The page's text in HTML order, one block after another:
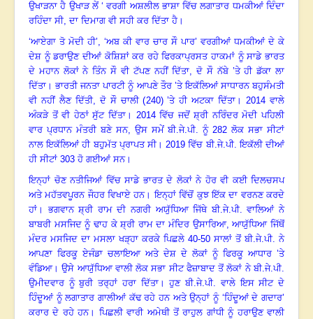
ਉਖਾੜਨਾ ਹੈ ਉਖਾੜ ਲੇਂ ‘ ਵਰਗੀ ਅਸ਼ਲੀਲ ਭਾਸ਼ਾ ਵਿੱਚ ਲਗਾਤਾਰ ਧਮਕੀਆਂ ਦਿੰਦਾ
ਰਹਿੰਦਾ ਸੀ, ਦਾ ਦਿਮਾਗ ਵੀ ਸਹੀ ਕਰ ਦਿੱਤਾ ਹੈ।
‘ਆਏਗਾ ਤੋ ਮੋਦੀ ਹੀ’, ‘ਅਬ ਕੀ ਵਾਰ ਚਾਰ ਸੌ ਪਾਰ’ ਵਰਗੀਆਂ ਧਮਕੀਆਂ ਦੇ ਕੇ
ਦੇਸ਼ ਨੂੰ ਡਰਾਉਣ ਦੀਆਂ ਕੋਸ਼ਿਸ਼ਾਂ ਕਰ ਰਹੇ ਫਿਰਕਾਪ੍ਰਸਤ ਹਾਕਮਾਂ ਨੂੰ ਸਾਡੇ ਭਾਰਤ
ਦੇ ਮਹਾਨ ਲੋਕਾਂ ਨੇ ਤਿੰਨ ਸੌ ਵੀ ਟੱਪਣ ਨਹੀਂ ਦਿੱਤਾ,ਦੋ ਸੌ ਨੱਬੇ ’ਤੇ ਹੀ ਡੱਕਾ ਲਾ
ਦਿੱਤਾ। ਭਾਰਤੀ ਜਨਤਾ ਪਾਰਟੀ ਨੂੰ ਆਪਣੇ ਤੌਰ ’ਤੇ ਇਕੱਲਿਆਂ ਸਾਧਾਰਨ ਬਹੁਸੰਮਤੀ
ਵੀ ਨਹੀਂ ਲੈਣ ਦਿੱਤੀ, ਦੋ ਸੌ ਚਾਲੀ (240)’ਤੇ ਹੀ ਅਟਕਾ ਦਿੱਤਾ।2014 ਵਾਲੇ
ਅੰਕੜੇ ਤੋਂ ਵੀ ਹੇਠਾਂ ਸੁੱਟ ਦਿੱਤਾ। 2014ਵਿੱਚ ਜਦੋਂ ਸ਼੍ਰੀ ਨਰਿੰਦਰ ਮੋਦੀ ਪਹਿਲੀ
ਵਾਰ ਪ੍ਰਧਾਨ ਮੰਤਰੀ ਬਣੇ ਸਨ, ਉਸ ਸਮੇਂ ਬੀ.ਜੇ.ਪੀ. ਨੂੰ282 ਲੋਕ ਸਭਾ ਸੀਟਾਂ
ਨਾਲ ਇਕੱਲਿਆਂ ਹੀ ਬਹੁਮੱਤ ਪ੍ਰਾਪਤ ਸੀ।2019 ਵਿੱਚ ਬੀ.ਜੇ.ਪੀ. ਇਕੱਲੀ ਦੀਆਂ
ਹੀ ਸੀਟਾਂ 303 ਹੋ ਗਈਆਂ ਸਨ।
ਇਨ੍ਹਾਂ ਚੋਣ ਨਤੀਜਿਆਂ ਵਿੱਚ ਸਾਡੇ ਭਾਰਤ ਦੇ ਲੋਕਾਂ ਨੇ ਹੋਰ ਵੀ ਕਈ ਦਿਲਚਸਪ
ਅਤੇ ਮਹੱਤਵਪੂਰਨ ਜੌਹਰ ਵਿਖਾਏ ਹਨ। ਇਨ੍ਹਾਂ ਵਿੱਚੋਂ ਕੁਝ ਇੱਕ ਦਾ ਵਰਨਣ ਕਰਦੇ
ਹਾਂ। ਭਗਵਾਨ ਸ਼੍ਰੀ ਰਾਮ ਦੀ ਨਗਰੀ ਅਯੁੱਧਿਆ ਜਿੱਥੇ ਬੀ.ਜੇ.ਪੀ. ਵਾਲਿਆਂ ਨੇ
ਬਾਬਰੀ ਮਸਜਿਦ ਨੂੰ ਢਾਹ ਕੇ ਸ਼੍ਰੀ ਰਾਮ ਦਾ ਮੰਦਿਰ ਉਸਾਰਿਆ,ਆਯੁੱਧਿਆ ਜਿੱਥੋਂ
ਮੰਦਰ ਮਸਜਿਦ ਦਾ ਮਸਲਾ ਖੜ੍ਹਾ ਕਰਕੇ ਪਿਛਲੇ 40-50 ਸਾਲਾਂ ਤੋਂ ਬੀ.ਜੇ.ਪੀ. ਨੇ
ਆਪਣਾ ਫਿਰਕੂ ਏਜੰਡਾ ਚਲਾਇਆ ਅਤੇ ਦੇਸ਼ ਦੇ ਲੋਕਾਂ ਨੂੰ ਫਿਰਕੂ ਆਧਾਰ ’ਤੇ
ਵੰਡਿਆ। ਉਸੇ ਆਯੁੱਧਿਆ ਵਾਲੀ ਲੋਕ ਸਭਾ ਸੀਟ ਫੈਜ਼ਾਬਾਦ ਤੋਂ ਲੋਕਾਂ ਨੇ ਬੀ.ਜੇ.ਪੀ.
ਉਮੀਦਵਾਰ ਨੂੰ ਬੁਰੀ ਤਰ੍ਹਾਂ ਹਰਾ ਦਿੱਤਾ। ਹੁਣ ਬੀ.ਜੇ.ਪੀ. ਵਾਲੇ ਇਸ ਸੀਟ ਦੇ
ਹਿੰਦੂਆਂ ਨੂੰ ਲਗਾਤਾਰ ਗਾਲੀਆਂ ਕੱਢ ਰਹੇ ਹਨ ਅਤੇ ਉਨ੍ਹਾਂ ਨੂੰ ‘ਹਿੰਦੂਆਂ ਦੇ ਗਦਾਰ’
ਕਰਾਰ ਦੇ ਰਹੇ ਹਨ। ਪਿਛਲੀ ਵਾਰੀ ਅਮੇਥੀ ਤੋਂ ਰਾਹੁਲ ਗਾਂਧੀ ਨੂੰ ਹਰਾਉਣ ਵਾਲੀ